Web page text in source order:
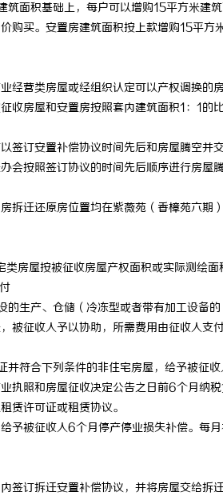
筑面积基础上，每户可以增购15平方米建
购买。安置房建筑面积按上款增购15平
经营类房屋或经组织认定可以产权调换的
收房屋和安置房按照套内建筑面积1：1的
签订安置补偿协议时间先后和房屋腾空
会按照签订协议的时间先后顺序进行房屋
拆迁还原房位置均在紫薇苑（香樟苑六期
类房屋按被征收房屋产权面积或实际测绘
的生产、仓储（冷冻型或者带有加工设备
被征收人予以协助，所需费用由征收人
并符合下列条件的非住宅房屋，给予被征
执照和房屋征收决定公告之日前6个月纳
赁许可证或租赁协议。
予被征收人6个月停产停业损失补偿。
签订拆迁安置补偿协议，并将房屋交给